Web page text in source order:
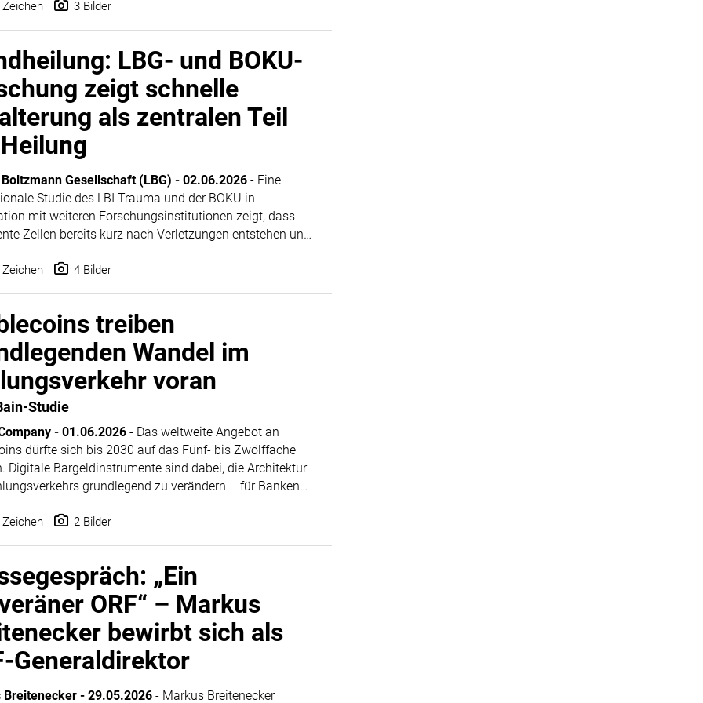
den HABAU GROUP Konzernunternehmen ÖSTU-
im Auftrag der ASFINAG die bestehende
auf österreichischer Seite auf einer Länge von
Kilometern. Die Fertigstellung und
ist für Mitte 2029 vorgesehen. Die
investiert dafür rund 123 Millionen Euro.
3 Bilder
LBG- und BOKU-
zeigt schnelle
als zentralen Teil
Gesellschaft (LBG) - 02.06.2026- Eine
Studie des LBI Trauma und der BOKU in
mit weiteren Forschungsinstitutionen zeigt, dass
Zellen bereits kurz nach Verletzungen entstehen und
Studie stellt bisherige Annahmen über
Zeichen 4 Bilder
treiben
Wandel im
voran
Studie
- 01.06.2026- Das weltweite Angebot an
dürfte sich bis 2030 auf das Fünf- bis Zwölffache
Digitale Bargeldinstrumente sind dabei, die Architektur
grundlegend zu verändern – für Banken
neu zu definieren. Das hat die Studie „
ergeben.
Zeichen 2 Bilder
„Ein
ORF“ – Markus
bewirbt sich als
Generaldirektor
Breitenecker- 29.05.2026- Markus Breitenecker